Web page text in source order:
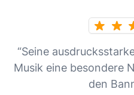
“Seine
Musik eine besondere
den